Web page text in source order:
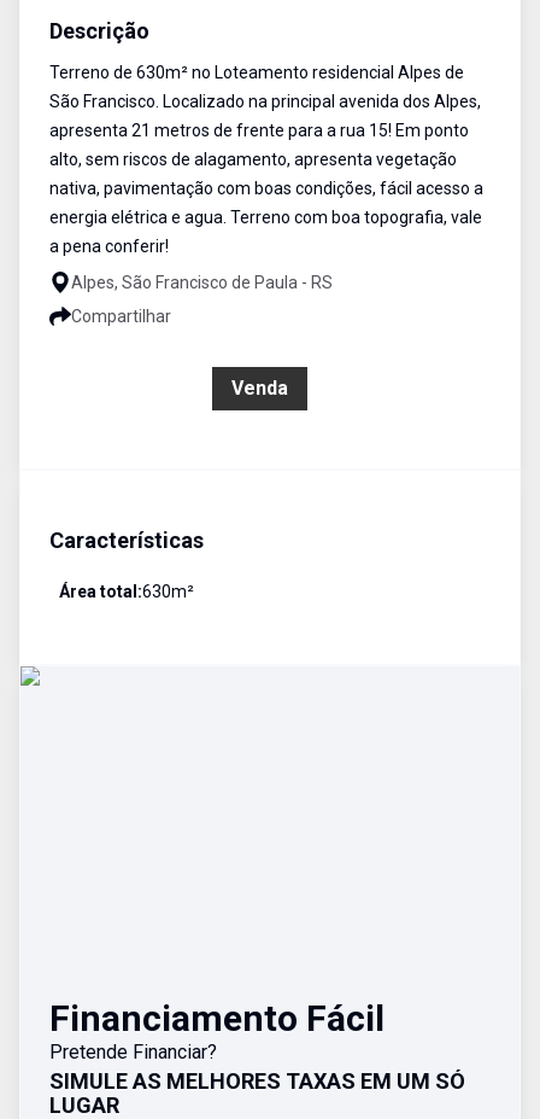
Descrição
Terreno de 630m² no Loteamento residencial Alpes de
São Francisco. Localizado na principal avenida dos Alpes,
apresenta 21 metros de frente para a rua 15! Em ponto
alto, sem riscos de alagamento, apresenta vegetação
nativa, pavimentação com boas condições, fácil acesso a
energia elétrica e agua. Terreno com boa topografia, vale
a pena conferir!
Alpes, São Francisco de Paula - RS
Compartilhar
Venda
Características
Área total:630m²
Financiamento Fácil
Pretende Financiar?
SIMULE AS MELHORES TAXAS EM UM SÓ
LUGAR